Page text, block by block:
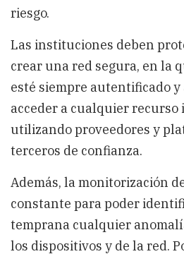
riesgo.
Las instituciones deben
crear una red segura, en la
esté siempre autentificado
acceder a cualquier
utilizando proveedores y
terceros de confianza.
Además, la monitorización
constante para poder
temprana cualquier
los dispositivos y de la red.